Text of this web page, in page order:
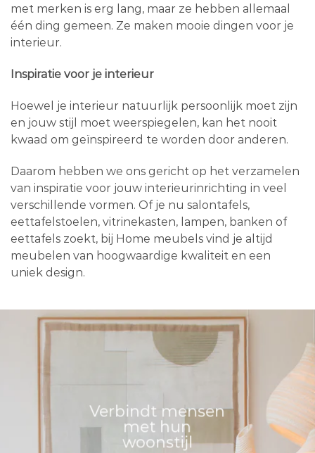
met merken is erg lang, maar ze hebben allemaal
één ding gemeen. Ze maken mooie dingen voor je
interieur.
Inspiratie voor je interieur
Hoewel je interieur natuurlijk persoonlijk moet zijn
en jouw stijl moet weerspiegelen, kan het nooit
kwaad om geïnspireerd te worden door anderen.
Daarom hebben we ons gericht op het verzamelen
van inspiratie voor jouw interieurinrichting in veel
verschillende vormen. Of je nu salontafels,
eettafelstoelen, vitrinekasten, lampen, banken of
eettafels zoekt, bij Home meubels vind je altijd
meubelen van hoogwaardige kwaliteit en een
uniek design.
Verbindt mensen
met hun
woonstijl